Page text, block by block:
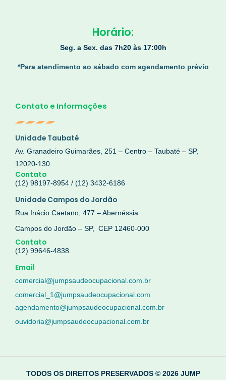
Horário:
Seg. a Sex. das 7h20 às 17:00h
*Paraatendimento ao sábado com agendamento prévio
Contato e Informações
Unidade Taubaté
Av. Granadeiro Guimarães, 251 – Centro – Taubaté – SP,
12020-130
Contato
(12) 98197-8954 / (12) 3432-6186
Unidade Campos do Jordão
Rua Inácio Caetano, 477 – Abernéssia
Campos do Jordão – SP, CEP 12460-000
Contato
(12) 99646-4838
Email
comercial@jumpsaudeocupacional.com.br
comercial_1@jumpsaudeocupacional.com
agendamento@jumpsaudeocupacional.com.br
ouvidoria@jumpsaudeocupacional.com.br
TODOS OS DIREITOS PRESERVADOS © 2026 JUMP